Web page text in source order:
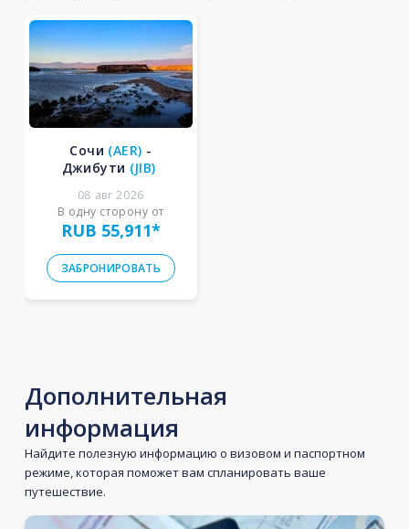
Сочи (AER) -
Джибути (JIB)
08 авг 2026
В одну сторону от
RUB 55,911*
ЗАБРОНИРОВАТЬ
Дополнительная
информация
Найдите полезную информацию о визовом и паспортном
режиме, которая поможет вам спланировать ваше
путешествие.